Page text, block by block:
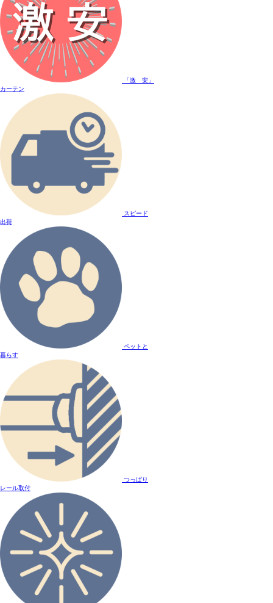
「激 安」
カーテン
スピード
出荷
ペットと
暮らす
つっぱり
レール取付